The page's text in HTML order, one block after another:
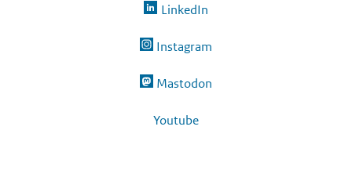
LinkedIn
Instagram
Mastodon
Youtube